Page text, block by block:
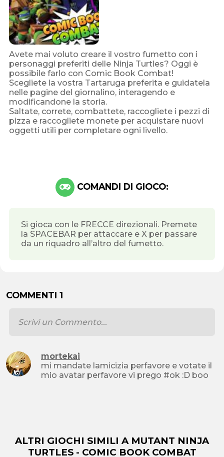
Avete mai voluto creare il vostro fumetto con i
personaggi preferiti delle Ninja Turtles? Oggi è
possibile farlo con Comic Book Combat!
Scegliete la vostra Tartaruga preferita e guidatela
nelle pagine del giornalino, interagendo e
modificandone la storia.
Saltate, correte, combattete, raccogliete i pezzi di
pizza e raccogliete monete per acquistare nuovi
oggetti utili per completare ogni livello.
COMANDI DI GIOCO:
Si gioca con le FRECCE direzionali. Premete
la SPACEBAR per attaccare e X per passare
da un riquadro all’altro del fumetto.
COMMENTI 1
mortekai
mi mandate lamicizia perfavore e votate il
mio avatar perfavore vi prego #ok :D boo
ALTRI GIOCHI SIMILI A MUTANT NINJA
TURTLES - COMIC BOOK COMBAT